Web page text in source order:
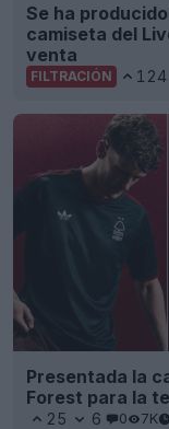
Se ha
camiseta del
venta
FILTRACIÓN 124
Presentada la
Forest para la
25 6 0 7K